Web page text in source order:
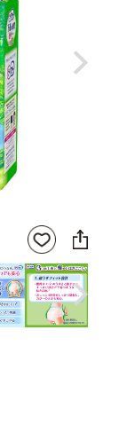
Next
お気
に入
りに
登録
SNS
に
シ
ェ
ア
Next